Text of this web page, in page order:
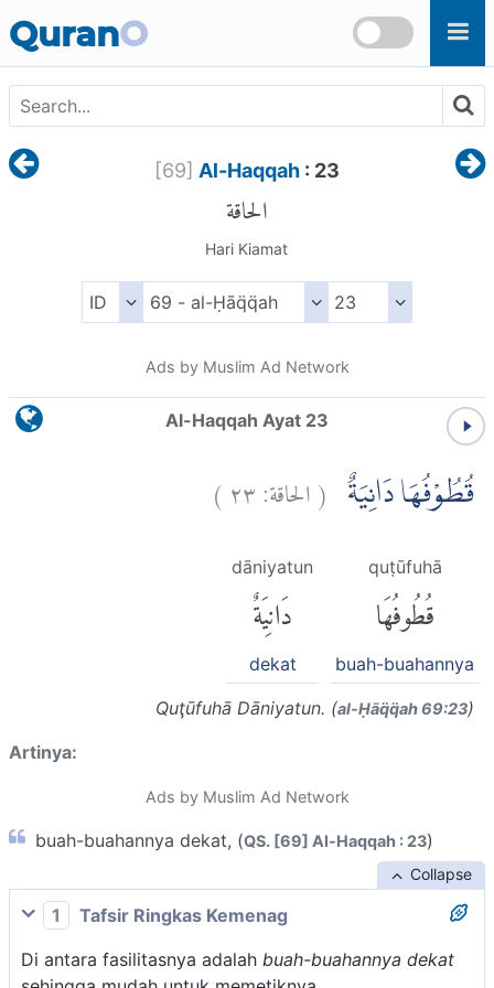
QuranO
[69] Al-Haqqah: 23
الحاقة
Hari Kiamat
Ads by Muslim Ad Network
Al-Haqqah Ayat 23
قُطُوْفُهَا دَانِيَةٌ (الحاقة:٢٣)
quṭūfuhā
قُطُوفُهَا
buah-buahannya
dāniyatun
دَانِيَةٌ
dekat
Quţūfuhā Dāniyatun. (al-Ḥāq̈q̈ah 69:23)
Artinya:
Ads by Muslim Ad Network
buah-buahannya dekat, (QS. [69] Al-Haqqah : 23)
Collapse
1
Tafsir Ringkas Kemenag
Di antara fasilitasnya adalah buah-buahannya dekat